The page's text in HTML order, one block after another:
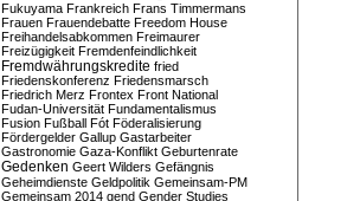
Fukuyama Frankreich Frans Timmermans
Frauen Frauendebatte Freedom House
Freihandelsabkommen Freimaurer
Freizügigkeit Fremdenfeindlichkeit
Fremdwährungskredite fried
Friedenskonferenz Friedensmarsch
Friedrich Merz Frontex Front National
Fudan-Universität Fundamentalismus
Fusion Fußball Fót Föderalisierung
Fördergelder Gallup Gastarbeiter
Gastronomie Gaza-Konflikt Geburtenrate
Gedenken Geert Wilders Gefängnis
Geheimdienste Geldpolitik Gemeinsam-PM
Gemeinsam 2014 gend Gender Studies